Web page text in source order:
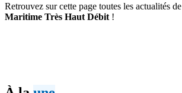
Retrouvez sur cette page toutes les actualités de
Maritime Très Haut Débit !